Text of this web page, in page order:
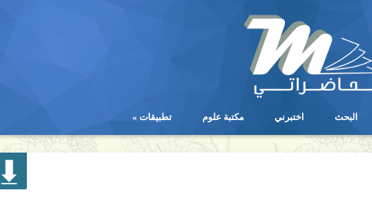
اختبرني
البحث اختبرني مكتبة علوم تطبيقات